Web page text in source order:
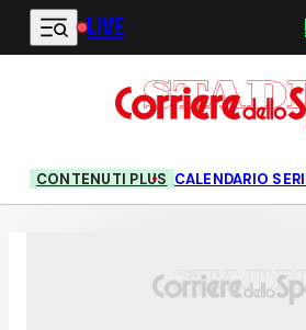
Vai al contenuto principale
LIVE
CONTENUTI PLUS CALENDARIO